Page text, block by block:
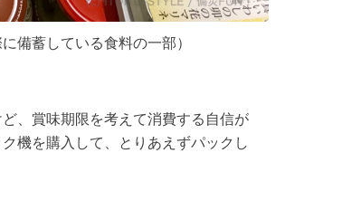
備蓄している食料の一部）
、賞味期限を考えて消費する自信が
機を購入して、とりあえずパックし